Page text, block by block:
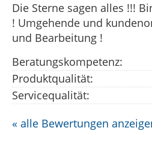
Die Sterne sagen alles !!!
! Umgehende und
und Bearbeitung !
Beratungskompetenz:
Produktqualität:
Servicequalität:
« alle Bewertungen